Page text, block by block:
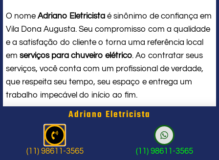
O nome Adriano Eletricista é sinônimo de confiança em
Vila Dona Augusta. Seu compromisso com a qualidade
e a satisfação do cliente o torna uma referência local
em serviços para chuveiro elétrico. Ao contratar seus
serviços, você conta com um profissional de verdade,
que respeita seu tempo, seu espaço e entrega um
trabalho impecável do início ao fim.
Problema com chuveiro: sinais que
indicam a hora de chamar um
profissional
Adriano Eletricista
(11) 98611-3565 (11) 98611-3565